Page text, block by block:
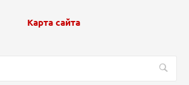
Карта сайта